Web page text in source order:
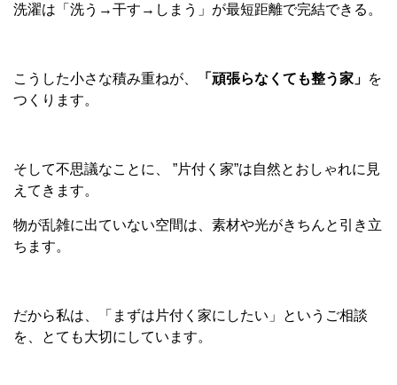
洗濯は「洗う →干す → しまう」が最短距離で完結できる。
こうした小さな積み重ねが、 「頑張らなくても整う家」 を
つくります。
そして不思議なことに、 ”片付く家”は自然とおしゃれに見
えてきます。
物が乱雑に出ていない空間は、素材や光がきちんと引き立
ちます。
だから私は、「まずは片付く家にしたい」というご相談
を、とても大切にしています。